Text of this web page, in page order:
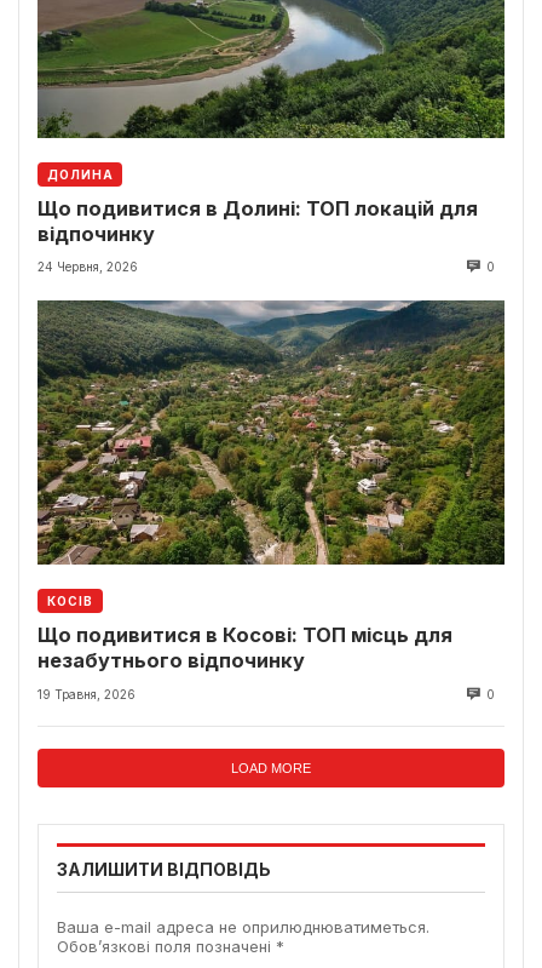
ДОЛИНА
Що подивитися в Долині: ТОП локацій для
відпочинку
24 Червня, 2026 0
КОСІВ
Що подивитися в Косові: ТОП місць для
незабутнього відпочинку
19 Травня, 2026 0
LOAD MORE
ЗАЛИШИТИ ВІДПОВІДЬ
Ваша e-mail адреса не оприлюднюватиметься.
Обов’язкові поля позначені *